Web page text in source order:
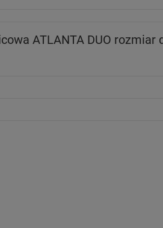
ATLANTA DUO rozmiar